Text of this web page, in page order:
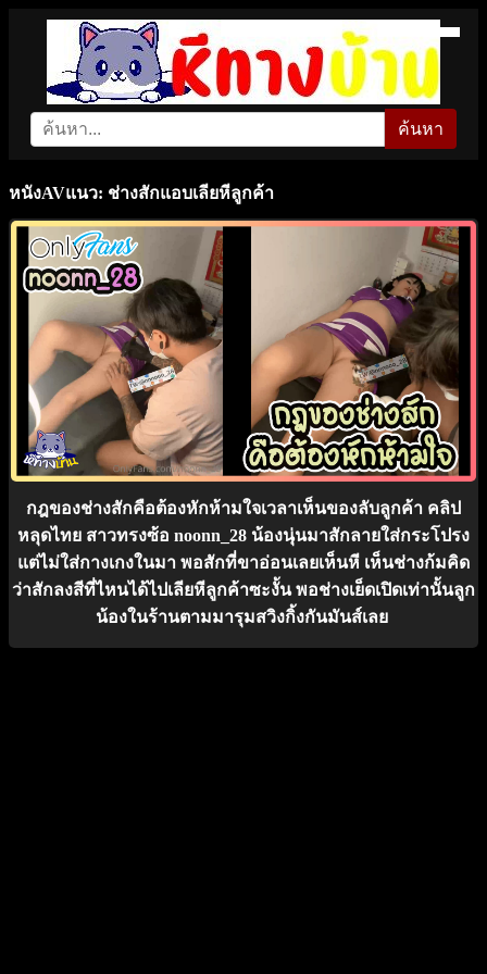
ค้นหา
หนังAVแนว: ช่างสักแอบเลียหีลูกค้า
กฎของช่างสักคือต้องหักห้ามใจเวลาเห็นของลับลูกค้า คลิป
หลุดไทย สาวทรงซ้อ noonn_28 น้องนุ่นมาสักลายใส่กระโปรง
แต่ไม่ใส่กางเกงในมา พอสักที่ขาอ่อนเลยเห็นหี เห็นช่างก้มคิด
ว่าสักลงสีที่ไหนได้ไปเลียหีลูกค้าซะงั้น พอช่างเย็ดเปิดเท่านั้นลูก
น้องในร้านตามมารุมสวิงกิ้งกันมันส์เลย